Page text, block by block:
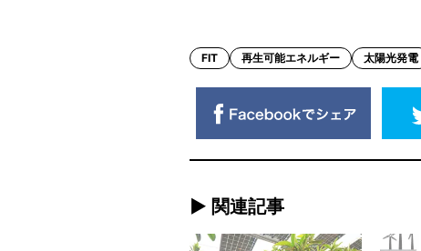
FIT 再生可能エネルギー 太陽光発電
► 関連記事